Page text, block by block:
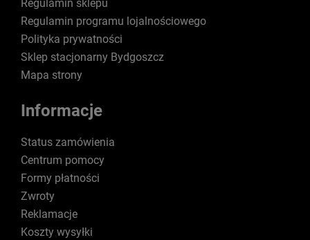
Regulamin sklepu
Regulamin programu lojalnościowego
Polityka prywatności
Sklep stacjonarny Bydgoszcz
Mapa strony
Informacje
Status zamówienia
Centrum pomocy
Formy płatności
Zwroty
Reklamacje
Koszty wysyłki